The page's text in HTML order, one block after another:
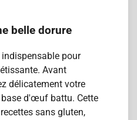
belle dorure
indispensable pour
Avant
délicatement votre
d'œuf battu. Cette
sans gluten,